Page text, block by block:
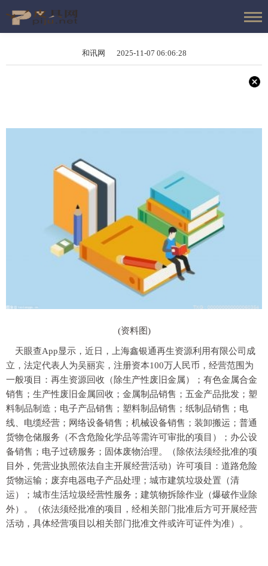
和讯网 2025-11-07 06:06:28
(资料图)
天眼查App显示，近日，上海鑫银通再生资源利用有限公司成
立，法定代表人为吴丽宾，注册资本100万人民币，经营范围为
一般项目：再生资源回收（除生产性废旧金属）；有色金属合金
销售；生产性废旧金属回收；金属制品销售；五金产品批发；塑
料制品制造；电子产品销售；塑料制品销售；纸制品销售；电
线、电缆经营；网络设备销售；机械设备销售；装卸搬运；普通
货物仓储服务（不含危险化学品等需许可审批的项目）；办公设
备销售；电子过磅服务；固体废物治理。（除依法须经批准的项
目外，凭营业执照依法自主开展经营活动）许可项目：道路危险
货物运输；废弃电器电子产品处理；城市建筑垃圾处置（清
运）；城市生活垃圾经营性服务；建筑物拆除作业（爆破作业除
外）。（依法须经批准的项目，经相关部门批准后方可开展经营
活动，具体经营项目以相关部门批准文件或许可证件为准）。